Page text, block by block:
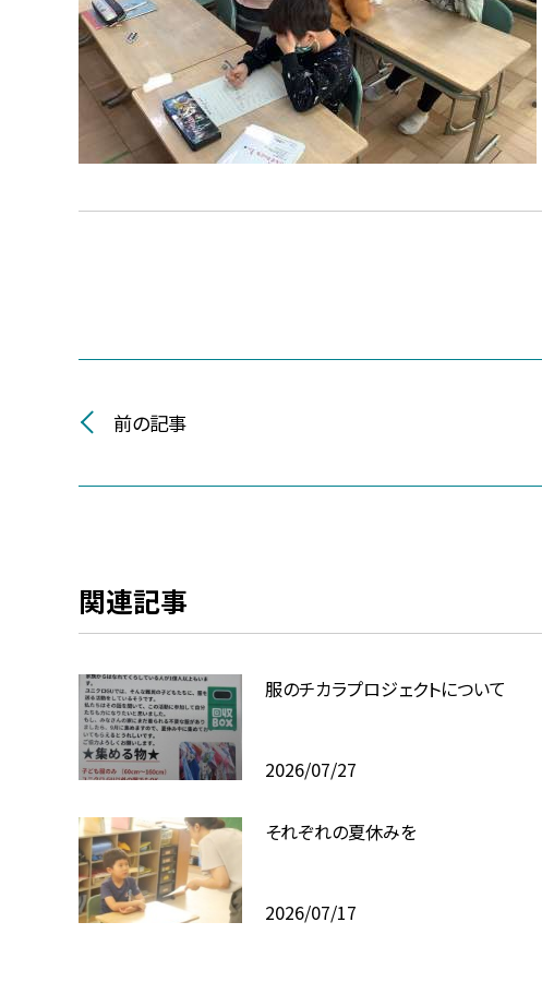
前の記事
関連記事
服のチカラプロジェクトについて
2026/07/27
それぞれの夏休みを
2026/07/17